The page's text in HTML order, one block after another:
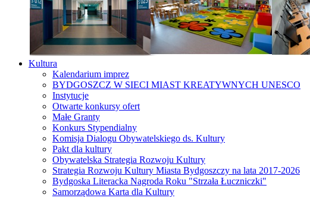
Kultura
Kalendarium imprez
BYDGOSZCZ W SIECI MIAST KREATYWNYCH UNESCO
Instytucje
Otwarte konkursy ofert
Małe Granty
Konkurs Stypendialny
Komisja Dialogu Obywatelskiego ds. Kultury
Pakt dla kultury
Obywatelska Strategia Rozwoju Kultury
Strategia Rozwoju Kultury Miasta Bydgoszczy na lata 2017-2026
Bydgoska Literacka Nagroda Roku "Strzała Łuczniczki"
Samorządowa Karta dla Kultury